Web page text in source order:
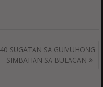
40 SUGATAN SA GUMUHONG
SIMBAHAN SA BULACAN